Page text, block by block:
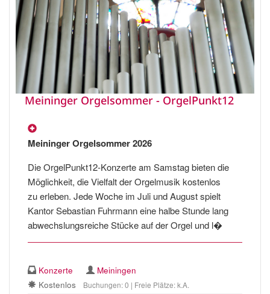
Meininger Orgelsommer - OrgelPunkt12
Meininger Orgelsommer 2026
Die OrgelPunkt12-Konzerte am Samstag bieten die
Möglichkeit, die Vielfalt der Orgelmusik kostenlos
zu erleben. Jede Woche im Juli und August spielt
Kantor Sebastian Fuhrmann eine halbe Stunde lang
abwechslungsreiche Stücke auf der Orgel und l�
Konzerte
Meiningen
Kostenlos
Buchungen: 0 | Freie Plätze: k.A.